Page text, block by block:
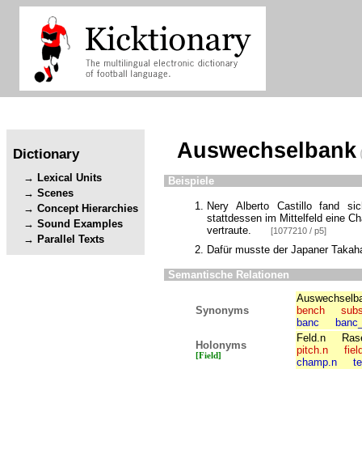
Dictionary
Lexical Units
Scenes
Concept Hierarchies
Sound Examples
Parallel Texts
Auswechselbank
Beispiele
Nery Alberto Castillo fand
stattdessen im Mittelfeld eine
vertraute.
[1077210 / p5]
Dafür musste der Japaner
Semantische Relationen
Synonyms
bench
banc
Holonyms
[Field]
Feld.n
pitch.n
champ.n